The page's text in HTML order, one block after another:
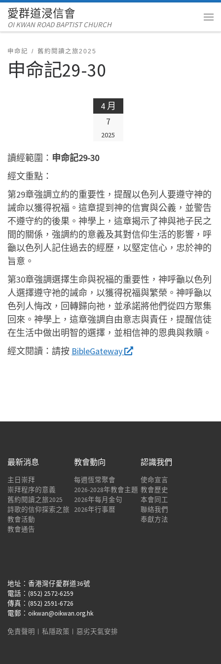
Skip to content
愛群道浸信會
OI KWAN ROAD BAPTIST CHURCH
申命記 舊約閱讀之旅2025
申命記29-30
4 月
7
2025
讀經範圍： 申命記29-30
經文重點：
第29章強調立約的重要性，提醒以色列人要遵守神的
誡命以獲得祝福。這章提到神的信實與公義，並警告
不遵守約的後果。神學上，這章揭示了神與祂子民之
間的關係，強調約的意義及其對信仰生活的影響，呼
籲以色列人記住過去的經歷，以堅定信心，忠於神的
旨意。
第30章強調選擇生命與祝福的重要性，神呼籲以色列
人選擇遵守祂的誡命，以獲得祝福與繁榮。神呼籲以
色列人悔改，回轉歸向祂，並承諾將他們從四方聚集
回來。神學上，這章強調自由意志與責任，提醒信徒
在生活中做出明智的選擇，並相信神的恩典與救贖。
經文閱讀： 請按 BibleGateway
最新消息
主日崇拜
崇拜程序的意義
舊約閱讀之旅2025
詩歌的信仰探索之旅
教會活動
教會通告
教會動向
每週恆常聚會
2026-2028年教會主題
2026年每月金句
2026年行事曆
認識我們
使命宣言
教會歷史
本會同工
聯絡我們
奉獻方法
地址：香港灣仔愛群道36號
電話：(852) 2572-6259
傳真：(852) 2591-6726
電郵：oikwan@oikwan.org.hk
免責聲明 ︱ 私隱政策 ︱ 惡劣天氣安排